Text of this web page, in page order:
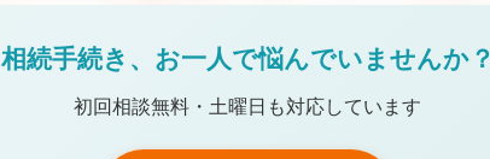
相続手続き、お一人で悩んでいませんか？
初回相談無料・土曜日も対応しています